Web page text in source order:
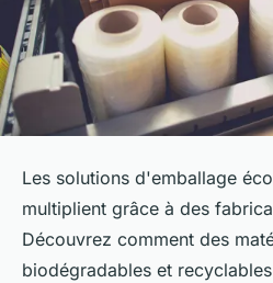
Les solutions d'emballage
multiplient grâce à des
Découvrez comment des
biodégradables et